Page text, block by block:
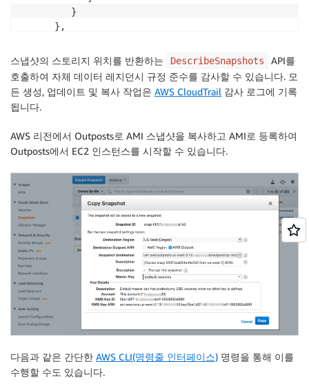
         }
      },
"Effect":"Allow",
         "Action":[
            "ec2:CreateSnapshot",
            "ec2:CreateSnapshots"
         ],
      }
   ]
}
스냅샷의 스토리지 위치를 반환하는 DescribeSnapshots
API를
호출하여 자체 데이터 레지던시 규정 준수를 감사할 수 있습니다. 모
든 생성, 업데이트 및 복사 작업은 AWS CloudTrail 감사 로그에 기록
됩니다.
AWS 리전에서 Outposts로 AMI 스냅샷을 복사하고 AMI로 등록하여
Outposts에서 EC2 인스턴스를 시작할 수 있습니다.
다음과 같은 간단한 AWS CLI(명령줄 인터페이스) 명령을 통해 이를
수행할 수도 있습니다.